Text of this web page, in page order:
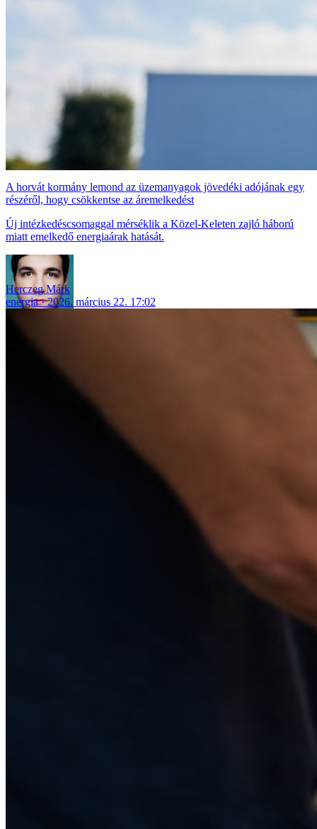
A horvát kormány lemond az üzemanyagok jövedéki adójának egy
részéről, hogy csökkentse az áremelkedést
Új intézkedéscsomaggal mérséklik a Közel-Keleten zajló háború
miatt emelkedő energiaárak hatását.
Herczeg Márk
energia
2026. március 22. 17:02